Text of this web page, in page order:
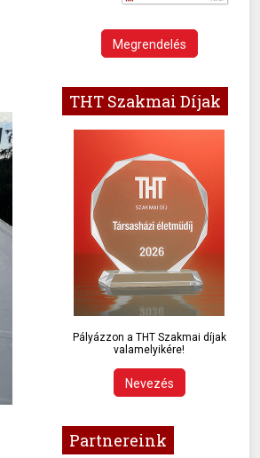
Megrendelés
THT Szakmai Díjak
Pályázzon a THT Szakmai díjak
valamelyikére!
Nevezés
Partnereink